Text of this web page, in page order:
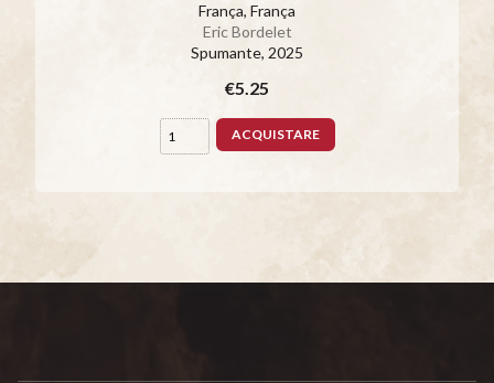
França, França
Eric Bordelet
Spumante, 2025
€5.25
ACQUISTARE